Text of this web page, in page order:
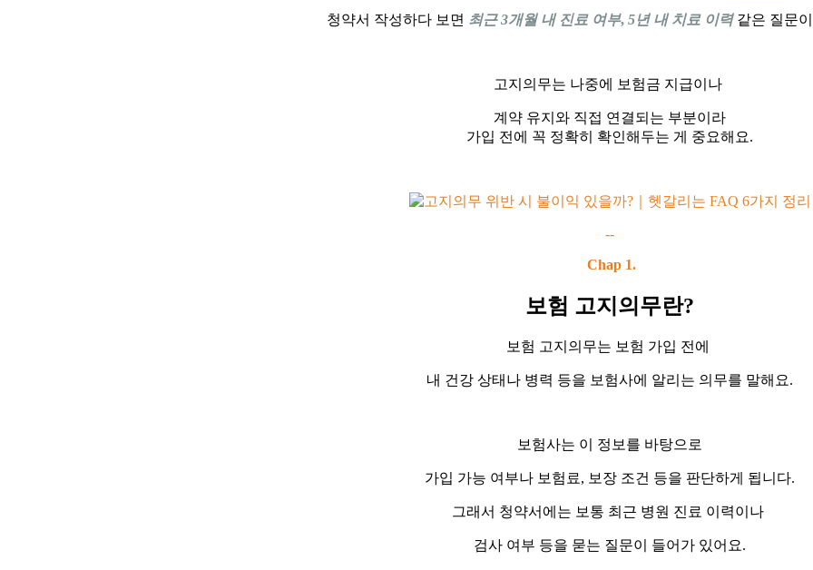
청약서 작성하다 보면 최근 3개월 내 진료 여부, 5년 내 치료 이력같은 질문
고지의무는 나중에 보험금 지급이나
계약 유지와 직접 연결되는 부분이라
가입 전에 꼭 정확히 확인해두는 게 중요해요.
--
Chap 1.
보험 고지의무란?
보험 고지의무는 보험 가입 전에
내 건강 상태나 병력 등을 보험사에 알리는 의무를 말해요.
보험사는 이 정보를 바탕으로
가입 가능 여부나 보험료, 보장 조건 등을 판단하게 됩니다.
그래서 청약서에는 보통 최근 병원 진료 이력이나
검사 여부 등을 묻는 질문이 들어가 있어요.